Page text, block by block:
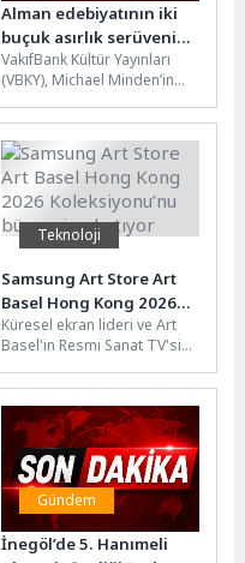
Alman edebiyatının iki
buçuk asırlık serüveni
bu kitapta: “Modern
Alman Edebiyatı”
VakıfBank Kültür Yayınları
(VBKY), Michael Minden’in
Alman Edebiyatı” adlı eseri
okurlarla buluşturuyor.
Alman edebiyatının...
Teknoloji
Samsung Art Store Art
Basel Hong Kong 2026
Koleksiyonu’nu
bünyesine katıyor
Küresel ekran lideri ve Art
Basel'in Resmi Sanat TV'si
Electronics, Art Basel...
Gündem
İnegöl’de 5. Hanımeli